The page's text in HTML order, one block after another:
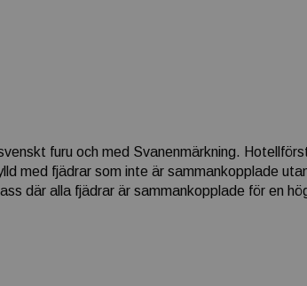
furu och med Svanenmärkning.
med fjädrar som inte är sammankopplade
där alla fjädrar är sammankopplade för en